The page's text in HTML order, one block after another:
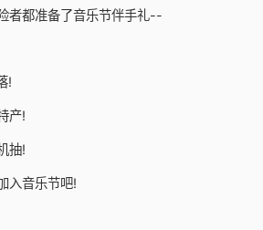
者都准备了音乐节伴手礼--
!
产!
抽!
入音乐节吧!